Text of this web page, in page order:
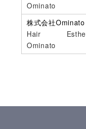
Ominato
株式会社Ominato
Hair Esthe
Ominato